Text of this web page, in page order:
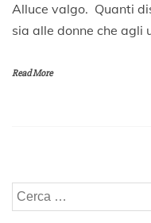
o
v
b
Alluce valgo. Quanti
sia alle donne che agli
Read More
Ricerca
per: